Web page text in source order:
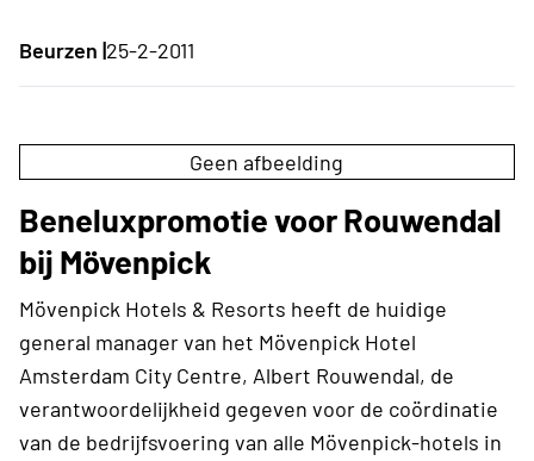
Beurzen |25-2-2011
Geen afbeelding
Beneluxpromotie voor Rouwendal
bij Mövenpick
Mövenpick Hotels & Resorts heeft de huidige
general manager van het Mövenpick Hotel
Amsterdam City Centre, Albert Rouwendal, de
verantwoordelijkheid gegeven voor de coördinatie
van de bedrijfsvoering van alle Mövenpick-hotels in